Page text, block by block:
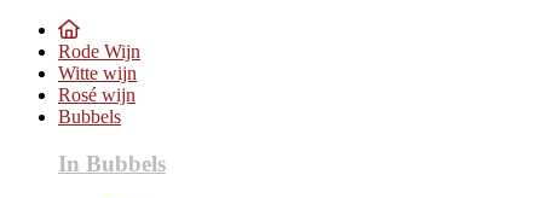
Rode Wijn
Witte wijn
Rosé wijn
Bubbels
In Bubbels